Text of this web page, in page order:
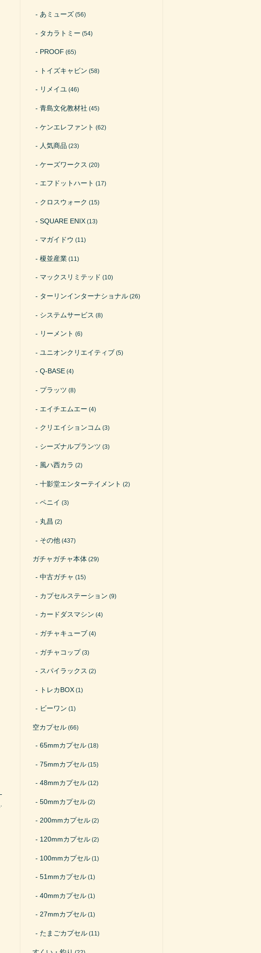
.
あミューズ (56)
タカラトミー (54)
PROOF (65)
トイズキャビン (58)
リメイユ (46)
青島文化教材社 (45)
ケンエレファント (62)
人気商品 (23)
ケーズワークス (20)
エフドットハート (17)
クロスウォーク (15)
SQUARE ENIX (13)
マガイドウ (11)
榎並産業 (11)
マックスリミテッド (10)
ターリンインターナショナル (26)
システムサービス (8)
リーメント (6)
ユニオンクリエイティブ (5)
Q-BASE (4)
プラッツ (8)
エイチエムエー (4)
クリエイションコム (3)
シーズナルプランツ (3)
風ハ西カラ (2)
十影堂エンターテイメント (2)
ペニイ (3)
丸昌 (2)
その他 (437)
ガチャガチャ本体 (29)
中古ガチャ (15)
カプセルステーション (9)
カードダスマシン (4)
ガチャキューブ (4)
ガチャコップ(3)
スパイラックス (2)
トレカBOX (1)
ビーワン (1)
空カプセル (66)
65mmカプセル (18)
75mmカプセル (15)
48mmカプセル (12)
50mmカプセル (2)
200mmカプセル (2)
120mmカプセル (2)
100mmカプセル (1)
51mmカプセル (1)
40mmカプセル (1)
27mmカプセル (1)
たまごカプセル (11)